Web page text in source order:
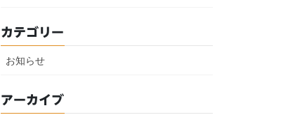
カテゴリー
お知らせ
アーカイブ